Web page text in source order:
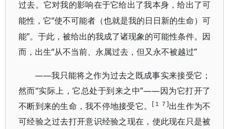
过去。它对我的影响在于它给出了我本身，给出了可
能性，它“使不可能者（也就是我的日日新的生命）可
能”。于此，被给出的我成了诸现象的可能性条件。因
而，出生“从不当前、永属过去，但又永不被越过”
——我只能将之作为过去之既成事实来接受它；
然而“实际上，它总处于到来之中”——因为它打开了
不断到来的生命，我不停地接受它。
[１７]出生作为不
可经验之过去打开意识经验之现在，使此现在只是被